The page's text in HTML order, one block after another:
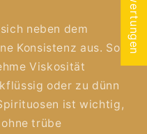
neben dem
Konsistenz aus. So
Viskosität
oder zu dünn
ist wichtig,
trübe